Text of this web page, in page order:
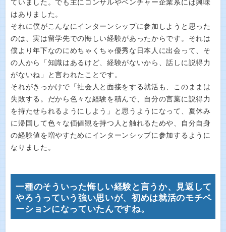
ていました。でも主にコンサルやベンチャー企業系には興味
はありました。
それに僕がこんなにインターンシップに参加しようと思った
のは、実は留学先での悔しい経験があったからです。それは
僕より年下なのにめちゃくちゃ優秀な日本人に出会って、そ
の人から「知識はあるけど、経験がないから、話しに説得力
がないね」と言われたことです。
それがきっかけで「社会人と面接をする就活も、このままは
失敗する。だから色々な経験を積んで、自分の言葉に説得力
を持たせられるようにしよう」と思うようになって、夏休み
に帰国して色々な価値観を持つ人と触れるためや、自分自身
の経験値を増やすためにインターンシップに参加するように
なりました。
一種のそういった悔しい経験と言うか、見返して
やろうっていう強い思いが、初めは就活のモチベ
ーションになっていたんですね。